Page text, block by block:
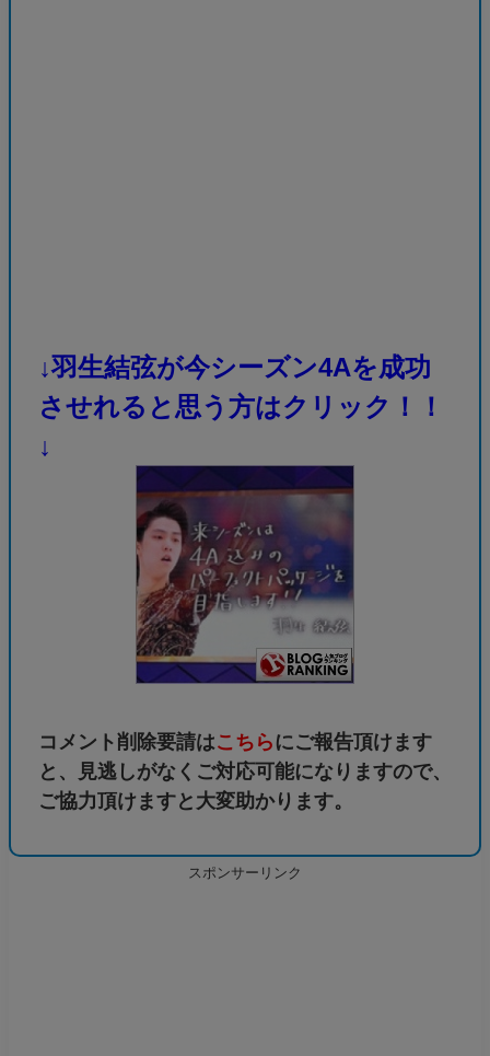
↓羽生結弦が今シーズン4Aを成功
させれると思う方はクリック！！
↓
コメント削除要請はこちら にご報告頂けます
と、見逃しがなくご対応可能になりますので、
ご協力頂けますと大変助かります。
スポンサーリンク